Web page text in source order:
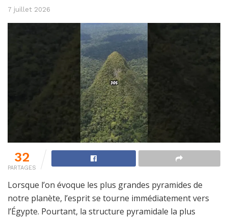
7 juillet 2026
32
PARTAGES
Lorsque l’on évoque les plus grandes pyramides de
notre planète, l’esprit se tourne immédiatement vers
l’Égypte. Pourtant, la structure pyramidale la plus